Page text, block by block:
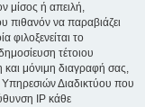
μίσος ή απειλή,
πιθανόν να παραβιάζει
φιλοξενείται το
τέτοιου
και μόνιμη διαγραφή σας,
Διαδικτύου που
IP κάθε